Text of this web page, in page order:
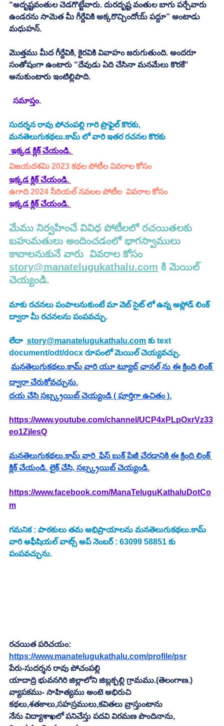
“అదృష్టవంతుల చెడగొట్టేవారు. దురదృష్ట వంతుల బాగు పర్చేవారు
ఉండరను సామెత మీ గీర్దేవికి అక్కరొచ్చిందోయ్ పద్దూ” అంటాడు
మధుహన్.
మొత్తము మీద గీర్దేవికి, కైరవికి వివాహం జరుగుతుంది. అందరూ
సంతోషంగా ఉంటారు "దేవుడు ఏది చేసినా మనమేలు కొరకే"
అనుకుంటారు ఇంటిల్లిపాది.
సమాప్తం.
సుదర్శన రావు పోచంపల్లి గారి ప్రొఫైల్ కొరకు,
మనతెలుగుకథలు.కామ్ లో వారి ఇతర రచనల కొరకు
ఇక్కడ క్లిక్ చేయండి.
విజయదశమి 2023 కథల పోటీల వివరాల కోసం
ఇక్కడ క్లిక్ చేయండి.
ఉగాది 2024 సీరియల్ నవలల పోటీల  వివరాల కోసం
ఇక్కడ క్లిక్ చేయండి.
మేము నిర్వహించే వివిధ పోటీలలో రచయితలకు
బహుమతులు అందించడంలో భాగస్వాములు
కావాలనుకునే వారు  వివరాల కోసం
story@manatelugukathalu.com కి మెయిల్
చెయ్యండి.
మాకు రచనలు పంపాలనుకుంటే మా వెబ్ సైట్ లో ఉన్న అప్లోడ్ లింక్
ద్వారా మీ రచనలను పంపవచ్చు.
లేదా story@manatelugukathalu.com కు text
document/odt/docx రూపంలో మెయిల్ చెయ్యవచ్చు.
మనతెలుగుకథలు.కామ్ వారి యూ ట్యూబ్ ఛానల్ ను ఈ క్రింది లింక్
ద్వారా చేరుకోవచ్చును.
దయ చేసి సబ్స్క్రయిబ్ చెయ్యండి ( పూర్తిగా ఉచితం ).
https://www.youtube.com/channel/UCP4xPLpOxrVz33
eo1ZjlesQ
మనతెలుగుకథలు.కామ్ వారి  ఫేస్ బుక్ పేజీ చేరడానికి ఈ క్రింది లింక్
క్లిక్ చేయండి. లైక్ చేసి, సబ్స్క్రయిబ్ చెయ్యండి.
https://www.facebook.com/ManaTeluguKathaluDotCo
m
గమనిక : పాఠకులు తమ అభిప్రాయాలను మనతెలుగుకథలు.కామ్
వారి అఫీషియల్ వాట్స్ అప్ నెంబర్ : 63099 58851 కు
పంపవచ్చును.
రచయిత పరిచయం:
https://www.manatelugukathalu.com/profile/psr
పేరు-సుదర్శన రావు పోచంపల్లి
యాదాద్రి భువనగిరి జిల్లాలోని జిబ్లక్పల్లి గ్రామము.(తెలంగాణ.)
వ్యాపకము- సాహిత్యము అంటె అభిరుచి
కథలు,శతకాలు,సహస్రములు,కవితలు వ్రాస్తుంటాను
నేను విద్యాశాఖలో పనిచేస్తు పదవి విరమణ పొందినాను,